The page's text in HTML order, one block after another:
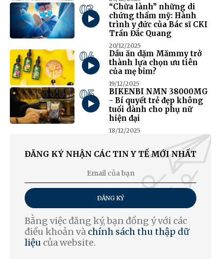
03
“Chữa lành” những di
chứng thẩm mỹ: Hành
trình y đức của Bác sĩ CKI
Trần Đắc Quang
20/12/2025
04
Dầu ăn dặm Mămmy trở
thành lựa chọn ưu tiên
của mẹ bỉm?
19/12/2025
05
BIKENBI NMN 38000MG
- Bí quyết trẻ đẹp không
tuổi dành cho phụ nữ
hiện đại
18/12/2025
ĐĂNG KÝ NHẬN CÁC TIN Y TẾ MỚI NHẤT
ĐĂNG KÝ
Bằng việc đăng ký, bạn đồng ý với các
điều khoản và chính sách thu thập dữ
liệu của website.